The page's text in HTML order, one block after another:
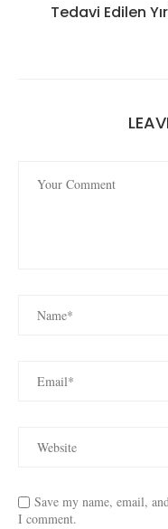
Tedavi Edilen
Save my name, email,
I comment.